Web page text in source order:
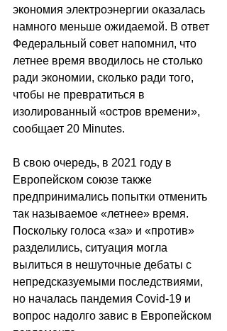
экономия электроэнергии оказалась
намного меньше ожидаемой. В ответ
Федеральный совет напомнил, что
летнее время вводилось не столько
ради экономии, сколько ради того,
чтобы не превратиться в
изолированный «остров времени»,
сообщает 20 Minutes.
В свою очередь, в 2021 году в
Европейском союзе также
предпринимались попытки отменить
так называемое «летнее» время.
Поскольку голоса «за» и «против»
разделились, ситуация могла
вылиться в нешуточные дебаты с
непредсказуемыми последствиями,
но началась пандемия Covid-19 и
вопрос надолго завис в Европейском